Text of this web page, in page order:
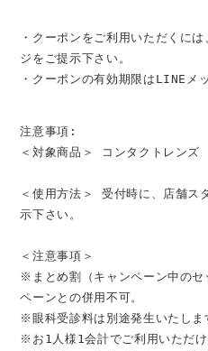
・クーポンをご利用いただくに
ジをご提示下さい。
・クーポンの有効期限はLINEメ
注意事項:
＜対象商品＞ コンタクトレンズ
＜使用方法＞ 受付時に、店舗ス
示下さい。
＜注意事項＞
※まとめ割（キャンペーン中の
ペーンとの併用不可。
※眼科受診料は別途発生いたしま
※お1人様1会計でご利用いただけ